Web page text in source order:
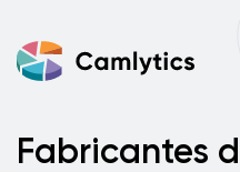
Fabricantes